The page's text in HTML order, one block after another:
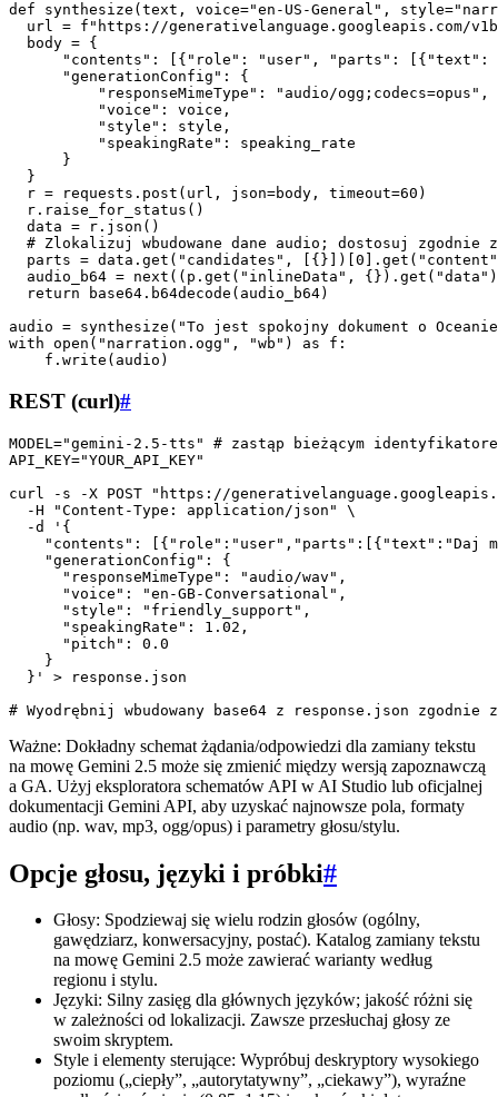
def synthesize(text, voice="en-US-General",
url = f"https://generativelanguage.googleapis.com/
  body = {
"contents": [{"role": "user", "parts": [{"text":
      "generationConfig": {
          "responseMimeType": "audio/ogg;codecs=opus",
          "voice": voice,
          "style": style,
          "speakingRate": speaking_rate
      }
  }
  r = requests.post(url, json=body, timeout=60)
  r.raise_for_status()
  data = r.json()
# Zlokalizuj wbudowane dane audio; dostosuj zgodnie
parts = data.get("candidates",
audio_b64 = next((p.get("inlineData",
  return base64.b64decode(audio_b64)
audio = synthesize("To jest spokojny dokument o
with open("narration.ogg", "wb") as f:
REST (curl)#
MODEL="gemini-2.5-tts" # zastąp bieżącym
API_KEY="YOUR_API_KEY"
curl -s -X POST "https://
  -H "Content-Type: application/json" \
  -d '{
"contents": [{"role":"user","parts":[{"text":"Daj
    "generationConfig": {
      "responseMimeType": "audio/wav",
      "voice": "en-GB-Conversational",
      "style": "friendly_support",
      "speakingRate": 1.02,
      "pitch": 0.0
    }
  }' > response.json
Ważne: Dokładny schemat żądania/odpowiedzi dla zamiany tekstu
na mowę Gemini 2.5 może się zmienić między wersją zapoznawczą
a GA. Użyj eksploratora schematów API w AI Studio lub oficjalnej
dokumentacji Gemini API, aby uzyskać najnowsze pola, formaty
audio (np. wav, mp3, ogg/opus) i parametry głosu/stylu.
Opcje głosu, języki i próbki#
Głosy: Spodziewaj się wielu rodzin głosów (ogólny,
gawędziarz, konwersacyjny, postać). Katalog zamiany tekstu
na mowę Gemini 2.5 może zawierać warianty według
regionu i stylu.
Języki: Silny zasięg dla głównych języków; jakość różni się
w zależności od lokalizacji. Zawsze przesłuchaj głosy ze
swoim skryptem.
Style i elementy sterujące: Wypróbuj deskryptory wysokiego
poziomu („ciepły”, „autorytatywny”, „ciekawy”), wyraźne